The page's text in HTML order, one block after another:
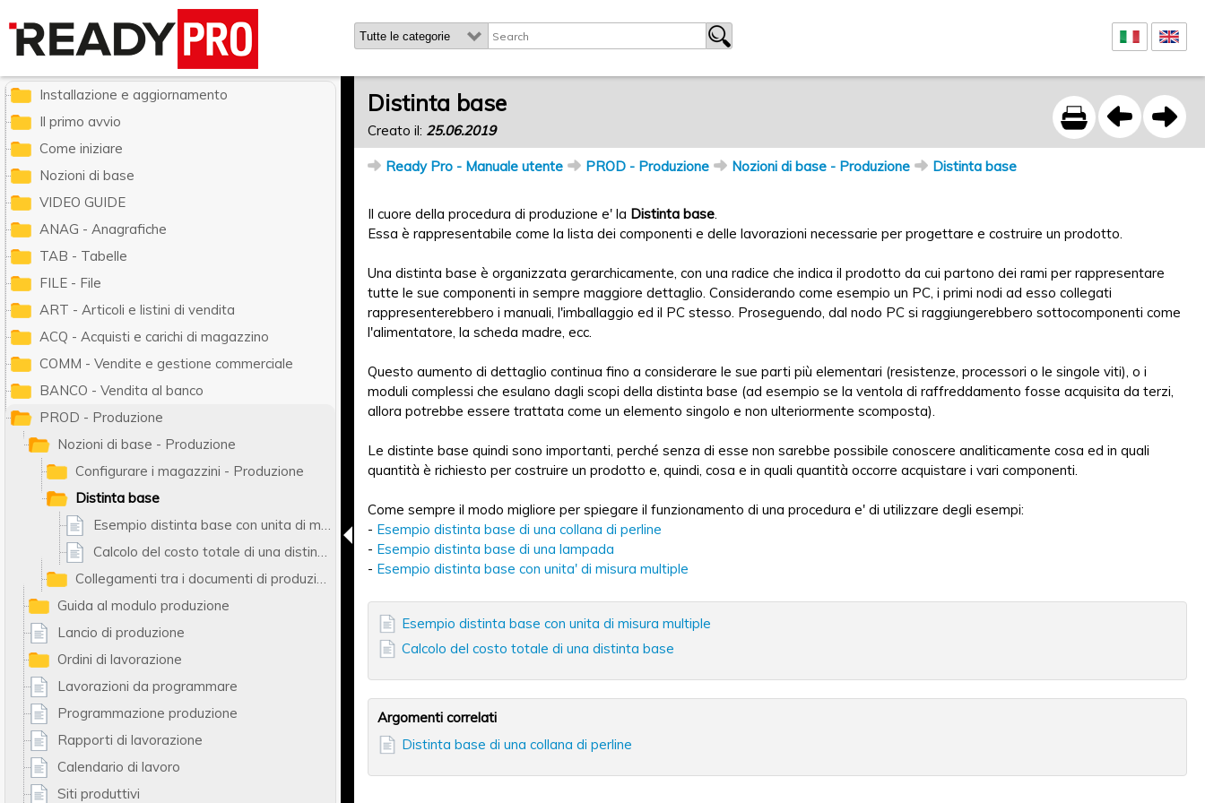
Distinta base
Creato il: 25.06.2019
Ready Pro - Manuale utente PROD - Produzione Nozioni di base - Produzione Distinta base
Il cuore della procedura di produzione e' la Distinta base.
Essa è rappresentabile come la lista dei componenti e delle lavorazioni necessarie per progettare e costruire un prodotto.
Una distinta base è organizzata gerarchicamente, con una radice che indica il prodotto da cui partono dei rami per rappresentare
tutte le sue componenti in sempre maggiore dettaglio. Considerando come esempio un PC, i primi nodi ad esso collegati
rappresenterebbero i manuali, l'imballaggio ed il PC stesso. Proseguendo, dal nodo PC si raggiungerebbero sottocomponenti come
l'alimentatore, la scheda madre, ecc.
Questo aumento di dettaglio continua fino a considerare le sue parti più elementari (resistenze, processori o le singole viti), o i
moduli complessi che esulano dagli scopi della distinta base (ad esempio se la ventola di raffreddamento fosse acquisita da terzi,
allora potrebbe essere trattata come un elemento singolo e non ulteriormente scomposta).
Le distinte base quindi sono importanti, perché senza di esse non sarebbe possibile conoscere analiticamente cosa ed in quali
quantità è richiesto per costruire un prodotto e, quindi, cosa e in quali quantità occorre acquistare i vari componenti.
Come sempre il modo migliore per spiegare il funzionamento di una procedura e' di utilizzare degli esempi:
- Esempio distinta base di una collana di perline
- Esempio distinta base di una lampada
- Esempio distinta base con unita' di misura multiple
Esempio distinta base con unita di misura multiple
Calcolo del costo totale di una distinta base
Argomenti correlati
Distinta base di una collana di perline
Ready Pro - Manuale utente
Installazione e aggiornamento
Il primo avvio
Come iniziare
Nozioni di base
VIDEO GUIDE
ANAG - Anagrafiche
TAB - Tabelle
FILE - File
ART - Articoli e listini di vendita
ACQ - Acquisti e carichi di magazzino
COMM - Vendite e gestione commerciale
BANCO - Vendita al banco
PROD - Produzione
Nozioni di base - Produzione
Configurare i magazzini - Produzione
Distinta base
Esempio distinta base con unita di misura multiple
Calcolo del costo totale di una distinta base
Collegamenti tra i documenti di produzione
Guida al modulo produzione
Lancio di produzione
Ordini di lavorazione
Lavorazioni da programmare
Programmazione produzione
Rapporti di lavorazione
Calendario di lavoro
Siti produttivi